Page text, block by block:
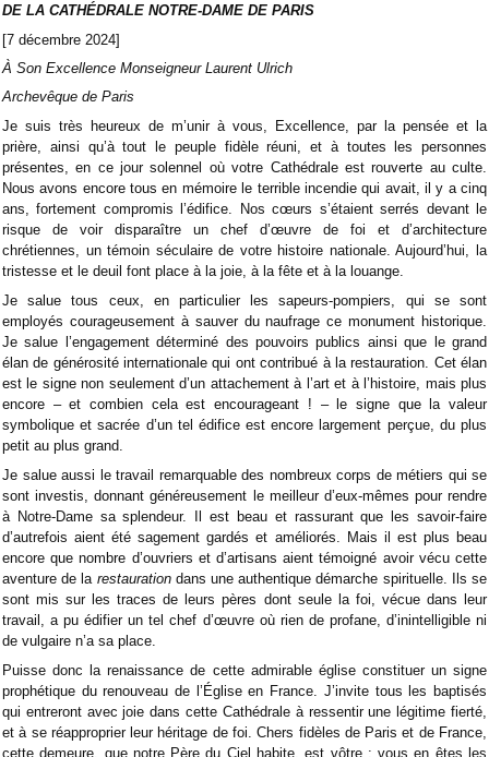
DE LA CATHÉDRALE NOTRE-DAME DE PARIS
[7 décembre 2024]
À Son Excellence Monseigneur Laurent Ulrich
Archevêque de Paris
Je suis très heureux de m’unir à vous, Excellence, par la pensée et la
prière, ainsi qu’à tout le peuple fidèle réuni, et à toutes les personnes
présentes, en ce jour solennel où votre Cathédrale est rouverte au culte.
Nous avons encore tous en mémoire le terrible incendie qui avait, il y a cinq
ans, fortement compromis l’édifice. Nos cœurs s’étaient serrés devant le
risque de voir disparaître un chef d’œuvre de foi et d’architecture
chrétiennes, un témoin séculaire de votre histoire nationale. Aujourd’hui, la
tristesse et le deuil font place à la joie, à la fête et à la louange.
Je salue tous ceux, en particulier les sapeurs-pompiers, qui se sont
employés courageusement à sauver du naufrage ce monument historique.
Je salue l’engagement déterminé des pouvoirs publics ainsi que le grand
élan de générosité internationale qui ont contribué à la restauration. Cet élan
est le signe non seulement d’un attachement à l’art et à l’histoire, mais plus
encore – et combien cela est encourageant ! – le signe que la valeur
symbolique et sacrée d’un tel édifice est encore largement perçue, du plus
petit au plus grand.
Je salue aussi le travail remarquable des nombreux corps de métiers qui se
sont investis, donnant généreusement le meilleur d’eux-mêmes pour rendre
à Notre-Dame sa splendeur. Il est beau et rassurant que les savoir-faire
d’autrefois aient été sagement gardés et améliorés. Mais il est plus beau
encore que nombre d’ouvriers et d’artisans aient témoigné avoir vécu cette
aventure de la restaurationdans une authentique démarche spirituelle. Ils se
sont mis sur les traces de leurs pères dont seule la foi, vécue dans leur
travail, a pu édifier un tel chef d’œuvre où rien de profane, d’inintelligible ni
de vulgaire n’a sa place.
Puisse donc la renaissance de cette admirable église constituer un signe
prophétique du renouveau de l’Église en France. J’invite tous les baptisés
qui entreront avec joie dans cette Cathédrale à ressentir une légitime fierté,
et à se réapproprier leur héritage de foi. Chers fidèles de Paris et de France,
cette demeure, que notre Père du Ciel habite, est vôtre ; vous en êtes les